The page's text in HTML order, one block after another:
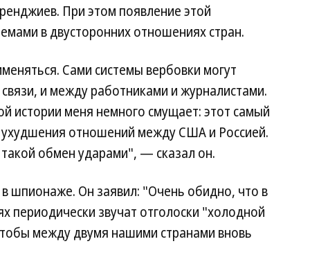
При этом появление этой
в двусторонних отношениях стран.
Сами системы вербовки могут
и между работниками и журналистами.
истории меня немного смущает: этот самый
ухудшения отношений между США и Россией.
обмен ударами", — сказал он.
шпионаже. Он заявил: "Очень обидно, что в
периодически звучат отголоски "холодной
между двумя нашими странами вновь